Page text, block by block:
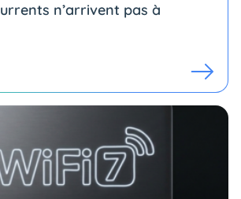
n’arrivent pas à